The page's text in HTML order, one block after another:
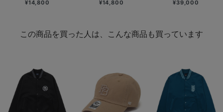
¥14,800 ¥14,800 ¥39,000
この商品を買った人は、こんな商品も買っています